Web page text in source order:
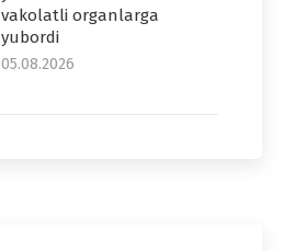
vakolatli organlarga
yubordi
05.08.2026